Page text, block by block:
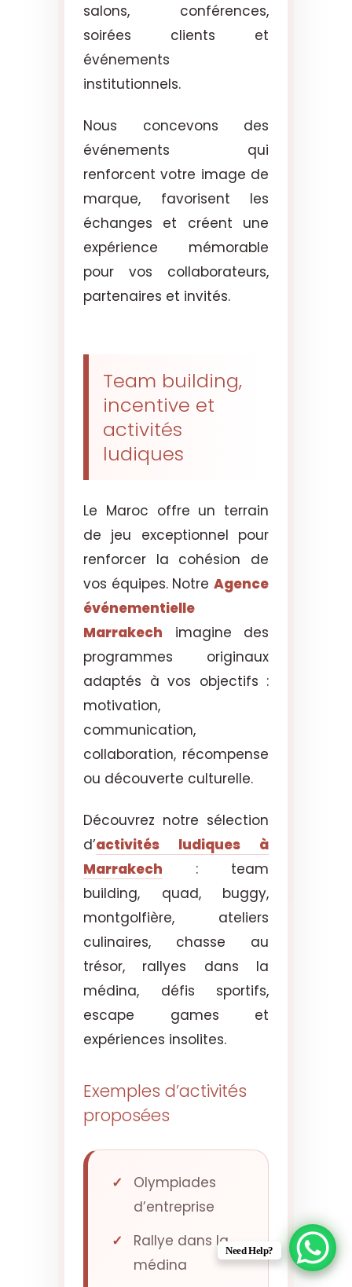
salons, conférences,
soirées clients et
événements
institutionnels.
Nous concevons des
événements qui
renforcent votre image de
marque, favorisent les
échanges et créent une
expérience mémorable
pour vos collaborateurs,
partenaires et invités.
Team building,
incentive et
activités
ludiques
Le Maroc offre un terrain
de jeu exceptionnel pour
renforcer la cohésion de
vos équipes. Notre Agence
événementielle
Marrakech imagine des
programmes originaux
adaptés à vos objectifs :
motivation,
communication,
collaboration, récompense
ou découverte culturelle.
Découvrez notre sélection
d’activités ludiques à
Marrakech : team
building, quad, buggy,
montgolfière, ateliers
culinaires, chasse au
trésor, rallyes dans la
médina, défis sportifs,
escape games et
expériences insolites.
Exemples d’activités
proposées
Olympiades
d’entreprise
Rallye dans la
médina
Need Help?